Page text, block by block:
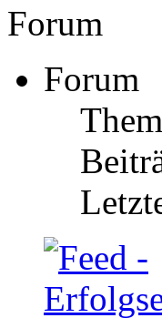
Forum
Forum